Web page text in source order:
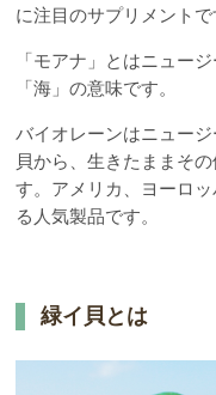
に注目のサプリメントで
「モアナ」とはニュー
「海」の意味です。
バイオレーンはニュー
貝から、生きたままそ
す。アメリカ、ヨーロ
る人気製品です。
緑イ貝とは